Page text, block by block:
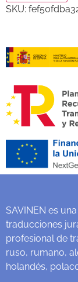
SKU:
SAVINEN es
traducciones
profesional de
ruso, rumano,
holandés,